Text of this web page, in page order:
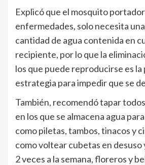
Explicó que el mosquito
enfermedades, solo necesita
cantidad de agua contenida en
recipiente, por lo que la
los que puede reproducirse es la
estrategia para impedir que se
También, recomendó tapar
en los que se almacena agua
como piletas, tambos, tinacos y
como voltear cubetas en desuso
2 veces a la semana, floreros y